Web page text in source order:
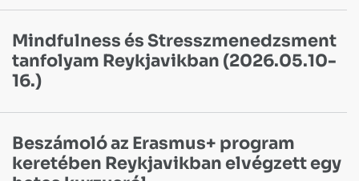
Mindfulness és Stresszmenedzsment
tanfolyam Reykjavikban (2026.05.10-
16.)
Beszámoló az Erasmus+ program
keretében Reykjavikban elvégzett egy